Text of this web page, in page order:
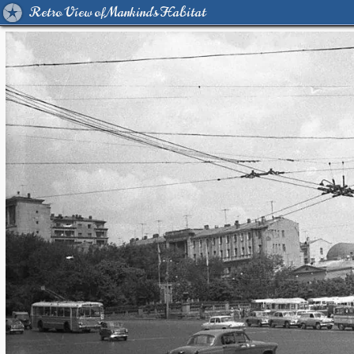
Retro View of Mankind's Habitat